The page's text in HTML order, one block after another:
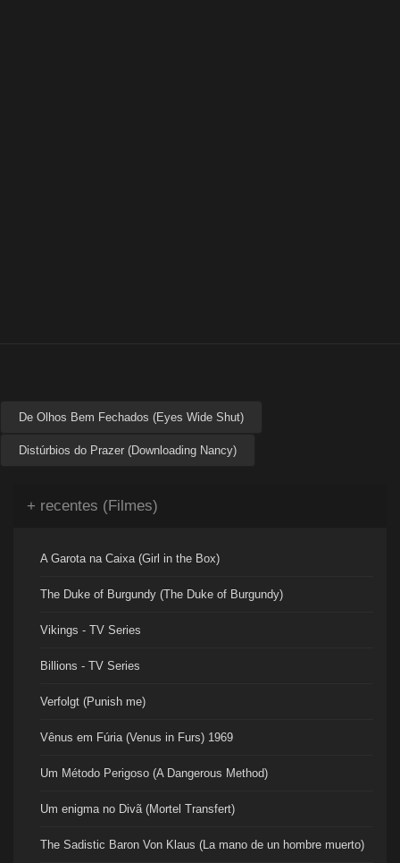
De Olhos Bem Fechados (Eyes Wide Shut)
Distúrbios do Prazer (Downloading Nancy)
+ recentes (Filmes)
A Garota na Caixa (Girl in the Box)
The Duke of Burgundy (The Duke of Burgundy)
Vikings - TV Series
Billions - TV Series
Verfolgt (Punish me)
Vênus em Fúria (Venus in Furs) 1969
Um Método Perigoso (A Dangerous Method)
Um enigma no Divã (Mortel Transfert)
The Sadistic Baron Von Klaus (La mano de un hombre muerto)